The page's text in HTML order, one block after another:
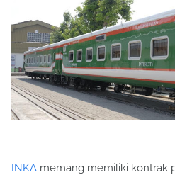
INKA memang memiliki kontrak